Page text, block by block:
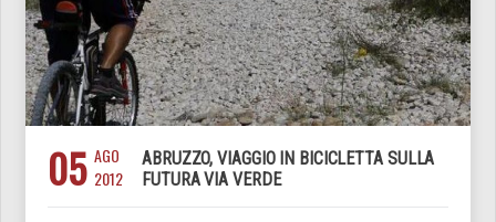
05 AGO
2012
ABRUZZO, VIAGGIO IN BICICLETTA SULLA
FUTURA VIA VERDE